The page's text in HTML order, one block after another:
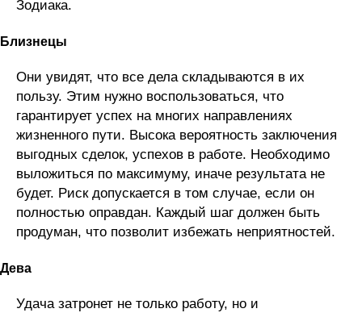
Зодиака.
Близнецы
Они увидят, что все дела складываются в их
пользу. Этим нужно воспользоваться, что
гарантирует успех на многих направлениях
жизненного пути. Высока вероятность заключения
выгодных сделок, успехов в работе. Необходимо
выложиться по максимуму, иначе результата не
будет. Риск допускается в том случае, если он
полностью оправдан. Каждый шаг должен быть
продуман, что позволит избежать неприятностей.
Дева
Удача затронет не только работу, но и